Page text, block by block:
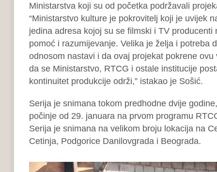
Ministarstva koji su od početka podržavali
“Ministarstvo kulture je pokrovitelj koji je uvijek
jedina adresa kojoj su se filmski i TV producenti
pomoć i razumijevanje. Velika je želja i potreba
odnosom nastavi i da ovaj projekat pokrene ovu
da se Ministarstvo, RTCG i ostale institucije
kontinuitet produkcije održi,” istakao je Sošić.
Serija je snimana tokom predhodne dvije
počinje od 29. januara na prvom programu
Serija je snimana na velikom broju lokacija na
Cetinja, Podgorice Danilovgrada i Beograda.